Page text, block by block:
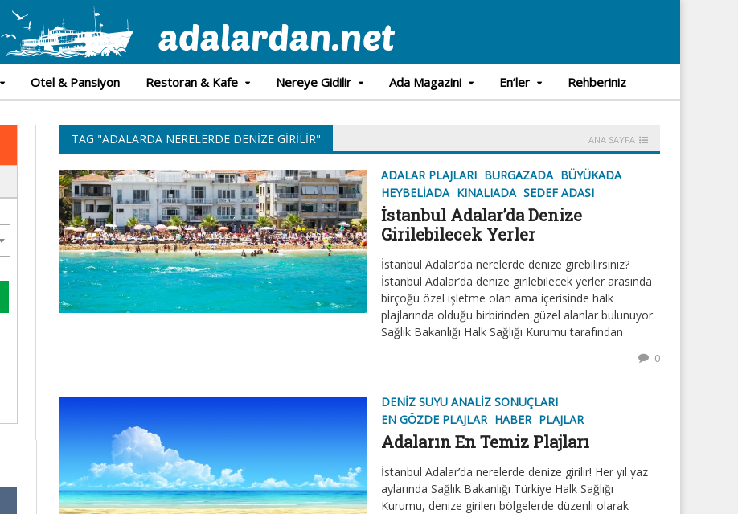
Otel & Pansiyon Restoran & Kafe Nereye Gidilir Ada Magazini En’ler Rehberiniz
TAG "ADALARDA NERELERDE DENIZE GIRILIR" ANA SAYFA
ADALAR PLAJLARI BURGAZADA BÜYÜKADA
HEYBELIADA KINALIADA SEDEF ADASI
İstanbul Adalar’da Denize
Girilebilecek Yerler
İstanbul Adalar’da nerelerde denize girebilirsiniz?
İstanbul Adalar’da denize girilebilecek yerler arasında
birçoğu özel işletme olan ama içerisinde halk
plajlarında olduğu birbirinden güzel alanlar bulunuyor.
Sağlık Bakanlığı Halk Sağlığı Kurumu tarafından
0
DENIZ SUYU ANALIZ SONUÇLARI
EN GÖZDE PLAJLAR HABER PLAJLAR
Adaların En Temiz Plajları
İstanbul Adalar’da nerelerde denize girilir! Her yıl yaz
aylarında Sağlık Bakanlığı Türkiye Halk Sağlığı
Kurumu, denize girilen bölgelerde düzenli olarak